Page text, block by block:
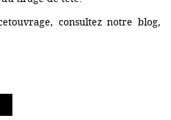
consultez notre blog,